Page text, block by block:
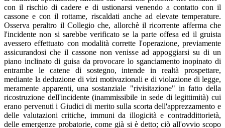
con il rischio di cadere e di ustionarsi venendo a contatto con il
cassone e con il rottame, riscaldati anche ad elevate temperature.
Osserva peraltro il Collegio che, allorchè il ricorrente afferma che
l'incidente non si sarebbe verificato se la parte offesa ed il gruista
avessero effettuato con modalità corrette l'operazione, previamente
assicurandosi che il cassone non venisse ad appoggiarsi su di un
piano inclinato di guisa da provocare lo sganciamento inopinato di
entrambe le catene di sostegno, intende in realtà prospettare,
mediante la deduzione di vizi motivazionali e di violazione di legge,
meramente apparenti, una sostanziale "rivisitazione" in fatto della
ricostruzione dell'incidente (inammissibile in sede di legittimità) cui
erano pervenuti i Giudici di merito sulla scorta dell'apprezzamento e
delle valutazioni critiche, immuni da illogicità e contraddittorietà,
delle emergenze probatorie, come già si è detto; ciò all'ovvio scopo